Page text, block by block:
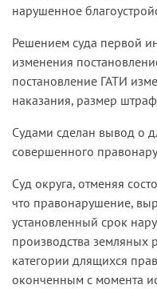
нарушенное
Решением суда первой
изменения
постановление ГАТИ
наказания, размер
Судами сделан вывод о
совершенного
Суд округа, отменяя
что правонарушение,
установленный срок
производства земляных
категории длящихся
оконченным с момента